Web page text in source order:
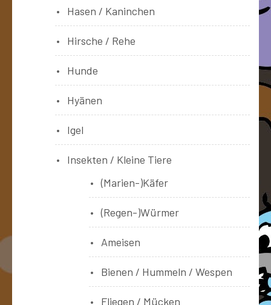
Hasen / Kaninchen
Hirsche / Rehe
Hunde
Hyänen
Igel
Insekten / Kleine Tiere
(Marien-)Käfer
(Regen-)Würmer
Ameisen
Bienen / Hummeln / Wespen
Fliegen / Mücken